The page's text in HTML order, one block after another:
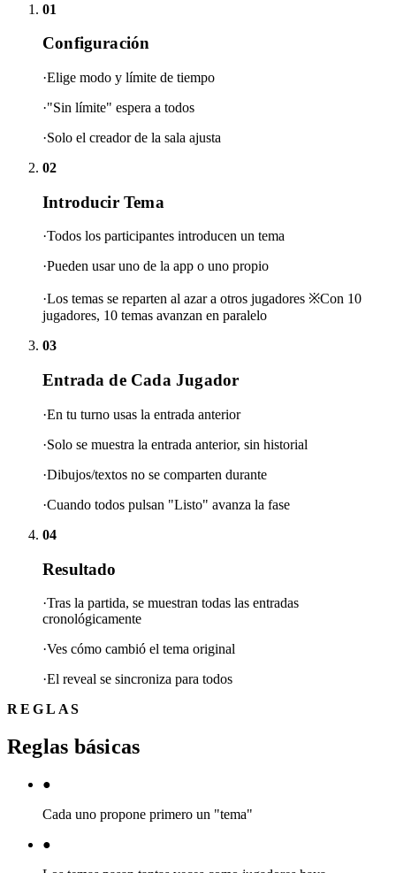
01
Configuración
·Elige modo y límite de tiempo
·"Sin límite" espera a todos
·Solo el creador de la sala ajusta
02
Introducir Tema
·Todos los participantes introducen un tema
·Pueden usar uno de la app o uno propio
·Los temas se reparten al azar a otros jugadores ※Con 10
jugadores, 10 temas avanzan en paralelo
03
Entrada de Cada Jugador
·En tu turno usas la entrada anterior
·Solo se muestra la entrada anterior, sin historial
·Dibujos/textos no se comparten durante
·Cuando todos pulsan "Listo" avanza la fase
04
Resultado
·Tras la partida, se muestran todas las entradas
cronológicamente
·Ves cómo cambió el tema original
·El reveal se sincroniza para todos
REGLAS
Reglas básicas
●
Cada uno propone primero un "tema"
●